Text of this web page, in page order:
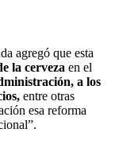
agregó que esta
la cerveza en el
a los
entre otras
esa reforma